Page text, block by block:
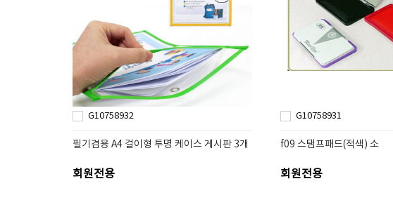
G10758932
필기겸용 A4 걸이형 투명 케이스 게시판 3개
회원전용
G10758931
f09 스탬프패드(적색) 소
회원전용